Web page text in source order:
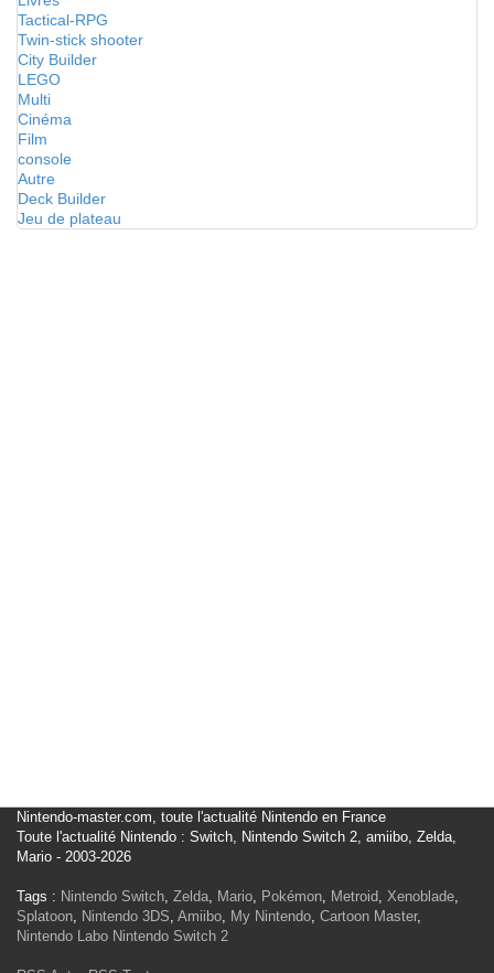
Tactical-RPG
Twin-stick shooter
City Builder
LEGO
Multi
Cinéma
Film
console
Autre
Deck Builder
Jeu de plateau
Nintendo-master.com, toute l'actualité Nintendo en France
Toute l'actualité Nintendo : Switch, Nintendo Switch 2, amiibo, Zelda,
Mario - 2003-2026
Tags : Nintendo Switch, Zelda, Mario, Pokémon, Metroid, Xenoblade,
Splatoon, Nintendo 3DS, Amiibo, My Nintendo, Cartoon Master,
Nintendo Labo Nintendo Switch 2